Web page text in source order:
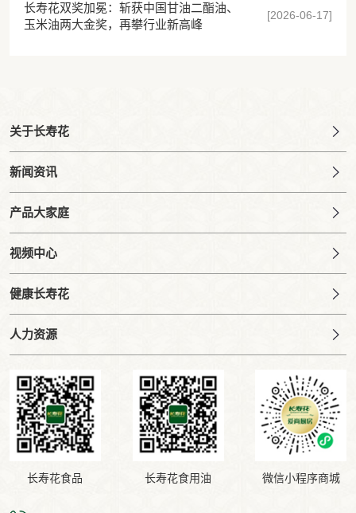
长寿花双奖加冕：斩获中国甘油二酯油、
玉米油两大金奖，再攀行业新高峰
[2026-06-17]
关于长寿花
新闻资讯
产品大家庭
视频中心
健康长寿花
人力资源
长寿花食品 长寿花食用油 微信小程序商城